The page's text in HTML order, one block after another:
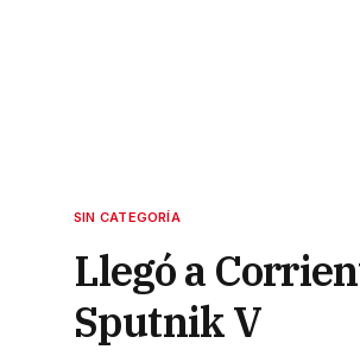
SIN CATEGORÍA
Llegó a
Sputnik V